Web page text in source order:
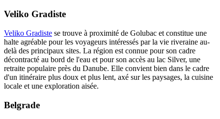
Veliko Gradiste
Veliko Gradiste se trouve à proximité de Golubac et constitue une
halte agréable pour les voyageurs intéressés par la vie riveraine au-
delà des principaux sites. La région est connue pour son cadre
décontracté au bord de l'eau et pour son accès au lac Silver, une
retraite populaire près du Danube. Elle convient bien dans le cadre
d'un itinéraire plus doux et plus lent, axé sur les paysages, la cuisine
locale et une exploration aisée.
Belgrade